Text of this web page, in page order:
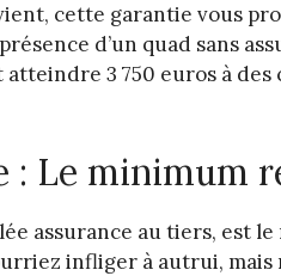
cette garantie vous
d’un quad sans
3 750 euros à
: Le minimum
assurance au tiers, est
infliger à autrui,